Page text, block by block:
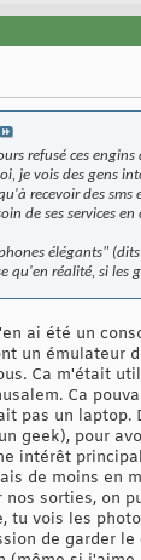
refusé ces
je vois des gens
recevoir des
de ses services
élégants"
qu'en réalité, si les
ai été un
un émulateur
Ca m'était
Ca
pas un
geek), pour
intérêt
de moins en
sorties, on
tu vois les
de garder